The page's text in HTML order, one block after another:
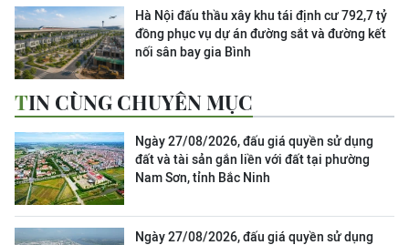
Hà Nội đấu thầu xây khu tái định cư 792,7 tỷ
đồng phục vụ dự án đường sắt và đường kết
nối sân bay gia Bình
TIN CÙNG CHUYÊN MỤC
Ngày 27/08/2026, đấu giá quyền sử dụng
đất và tài sản gắn liền với đất tại phường
Nam Sơn, tỉnh Bắc Ninh
Ngày 27/08/2026, đấu giá quyền sử dụng